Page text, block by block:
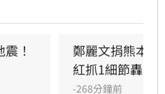
。儘管品牌緊急修改銷
但輿論仍不買單，網友
對排山倒海的酸言酸
！
鄭麗文捐熊本
紅抓1細節轟辱
-268分鐘前